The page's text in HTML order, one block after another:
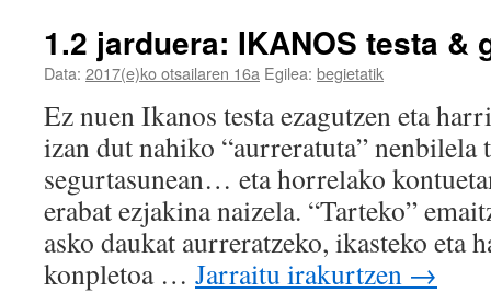
1.2 jarduera: IKANOS testa &
Data: 2017(e)ko otsailaren 16a Egilea: begietatik
Ez nuen Ikanos testa ezagutzen eta
izan dut nahiko “aurreratuta” nenbilela
segurtasunean… eta horrelako
erabat ezjakina naizela. “Tarteko”
asko daukat aurreratzeko, ikasteko eta
konpletoa … Jarraitu irakurtzen →